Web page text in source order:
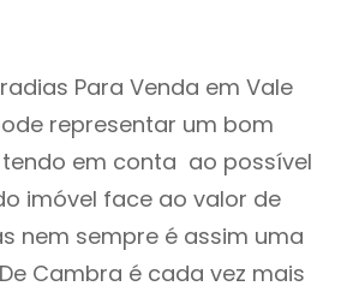
Para Venda em Vale
representar um bom
em conta ao possível
imóvel face ao valor de
nem sempre é assim uma
Cambra é cada vez mais